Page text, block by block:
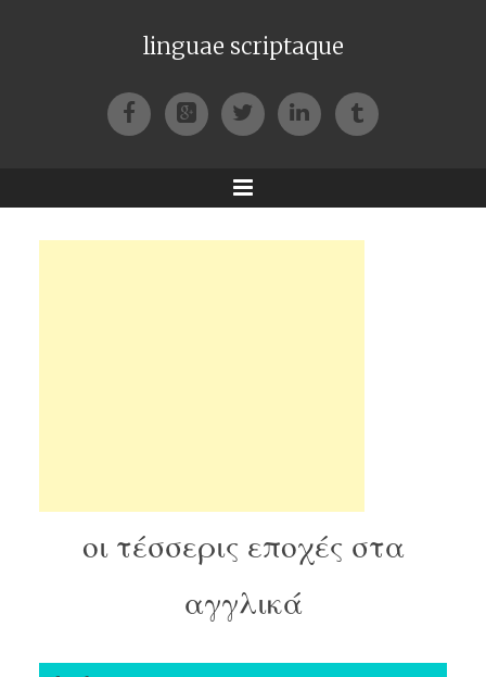
linguae scriptaque
FacebookGoogle+TwitterLinkedIn
Tumblr
Menu
οι τέσσερις εποχές στα
αγγλικά